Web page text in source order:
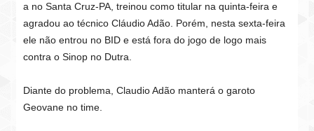
a no Santa Cruz-PA, treinou como titular na quinta-feira e
agradou ao técnico Cláudio Adão. Porém, nesta sexta-feira
ele não entrou no BID e está fora do jogo de logo mais
contra o Sinop no Dutra.
Diante do problema, Claudio Adão manterá o garoto
Geovane no time.